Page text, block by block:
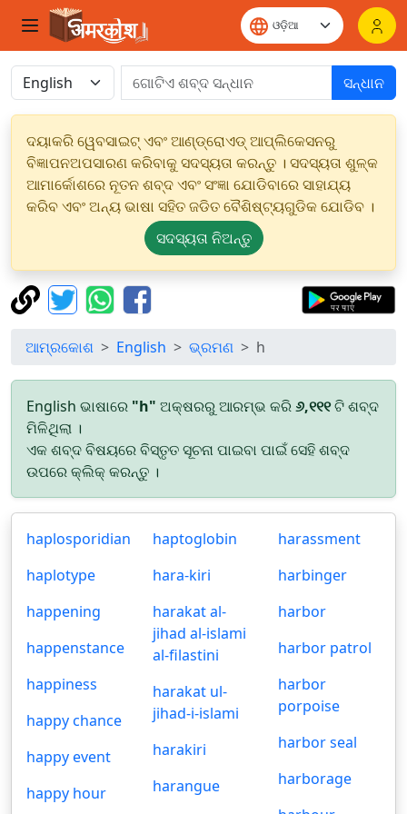
ସନ୍ଧାନ
ଦୟାକରି ୱେବସାଇଟ୍ ଏବଂ ଆଣ୍ଡ୍ରୋଏଡ୍ ଆପ୍ଲିକେସନରୁ
ବିଜ୍ଞାପନଅପସାରଣ କରିବାକୁ ସଦସ୍ୟତା କରନ୍ତୁ । ସଦସ୍ୟତା ଶୁଳ୍କ
ଆମାର୍କୋଶରେ ନୂତନ ଶବ୍ଦ ଏବଂ ସଂଜ୍ଞା ଯୋଡିବାରେ ସାହାଯ୍ୟ
କରିବ ଏବଂ ଅନ୍ୟ ଭାଷା ସହିତ ଜଡିତ ବୈଶିଷ୍ଟ୍ୟଗୁଡିକ ଯୋଡିବ ।
ସଦସ୍ୟତା ନିଅନ୍ତୁ
ଆମ୍ରକୋଶ English ଭ୍ରମଣ h
English ଭାଷାରେ "h" ଅକ୍ଷରରୁ ଆରମ୍ଭ କରି୬,୧୧୧ଟି ଶବ୍ଦ
ମିଳିଥିଲା ।
ଏକ ଶବ୍ଦ ବିଷୟରେ ବିସ୍ତୃତ ସୂଚନା ପାଇବା ପାଇଁ ସେହି ଶବ୍ଦ
ଉପରେ କ୍ଲିକ୍ କରନ୍ତୁ ।
haplosporidian
haplotype
happening
happenstance
happiness
happy chance
happy event
happy hour
haptoglobin
hara-kiri
harakat al-
jihad al-islami
al-filastini
harakat ul-
jihad-i-islami
harakiri
harangue
harassment
harbinger
harbor
harbor patrol
harbor
porpoise
harbor seal
harborage